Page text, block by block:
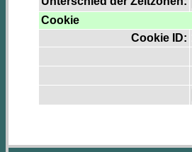
Cookie
Cookie ID: